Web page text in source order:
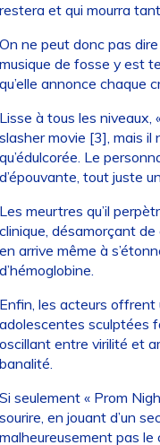
et qui mourra
ne peut donc pas
de fosse y est
annonce chaque
à tous les niveaux,
movie [3], mais il
Le
tout juste
meurtres qu’il
désamorçant
arrive même à
les acteurs
sculptées
entre virilité et
seulement « Prom
en jouant d’un
pas le